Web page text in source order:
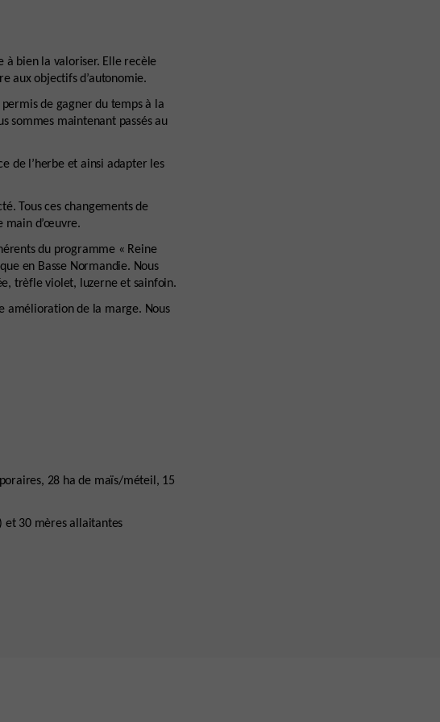
à bien la valoriser. Elle recèle
aux objectifs d’autonomie.
permis de gagner du temps à la
sommes maintenant passés au
de l’herbe et ainsi adapter les
Tous ces changements de
main d’œuvre.
du programme « Reine
en Basse Normandie. Nous
trèfle violet, luzerne et sainfoin.
amélioration de la marge. Nous
28 ha de maïs/méteil, 15
et 30 mères allaitantes